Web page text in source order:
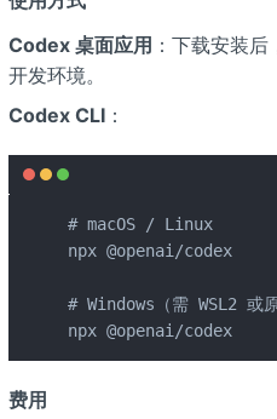
Codex 桌面应用 ：下载安装
开发环境。
Codex CLI：
# macOS / Linux
npx @openai/codex
# Windows（需 WSL2 或原
npx @openai/codex
费用